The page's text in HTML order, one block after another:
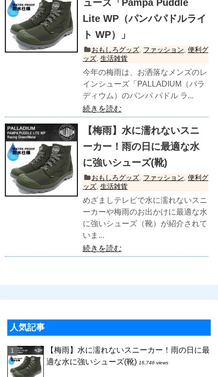
ューズ「Pampa Puddle
Lite WP（パンパパドルライ
ト WP）」
おもしろグッズ, ファッション, 便利グ
ッズ, 生活雑貨
今年の梅雨は、お洒落なメンズのレ
インシューズ「PALLADIUM（パラ
ディウム）のパンパ パドル ラ...
続きを読む
【梅雨】水に濡れないスニ
ーカー！雨の日に最適な水
に強いシューズ(靴)
おもしろグッズ, ファッション, 便利グ
ッズ, 生活雑貨
めざましテレビで水に濡れないスニ
ーカーや梅雨のお出かけに最適な水
に強いシューズ（靴）が紹介されて
いま...
続きを読む
人気記事
【梅雨】水に濡れないスニーカー！雨の日に最
適な水に強いシューズ(靴) 16,746 views